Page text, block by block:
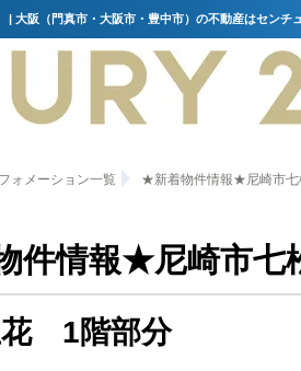
ォメーション一覧 ★新着物件情報★尼崎市
件情報★尼崎市七
花 1階部分